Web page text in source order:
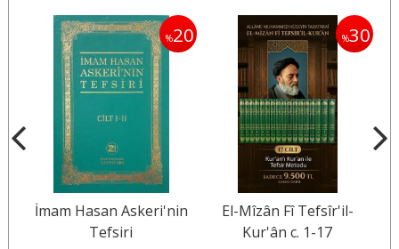
%20
İmam Hasan Askeri'nin
Tefsiri
%30
El-Mîzân Fî Tefsîr'il-
Kur'ân c. 1-17